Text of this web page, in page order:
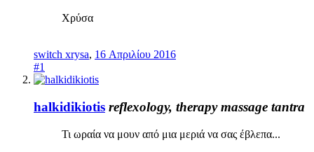
Χρύσα
switch xrysa, 16 Απριλίου 2016
#1
halkidikiotis reflexology, therapy massage tantra
Τι ωραία να μουν από μια μεριά να σας έβλεπα...